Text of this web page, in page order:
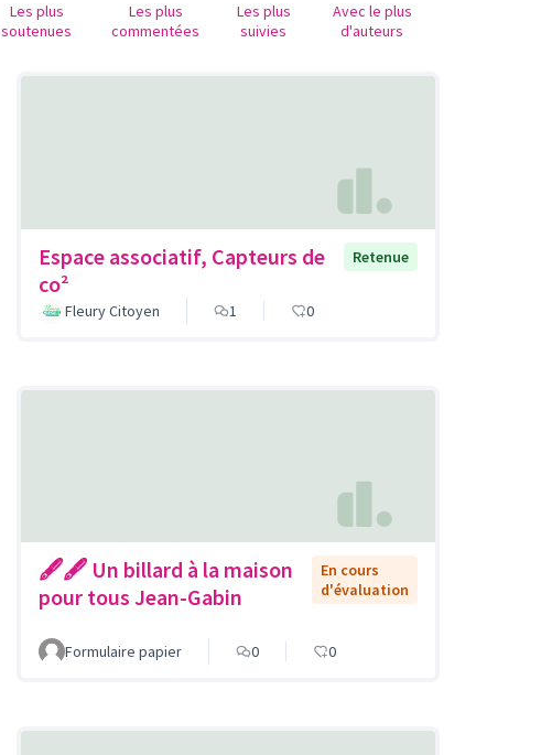
Les plus
soutenues
Les plus
commentées
Les plus
suivies
Avec le plus
d'auteurs
Espace associatif, Capteurs de
co²
Retenue
Fleury Citoyen 1 0
🖋🖋 Un billard à la maison
pour tous Jean-Gabin
En cours
d'évaluation
Formulaire papier 0 0